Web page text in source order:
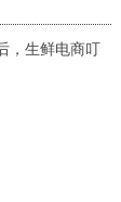
，生鲜电商叮